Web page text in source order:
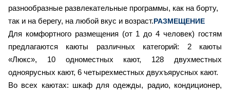
разнообразные развлекательные программы, как на борту,
так и на берегу, на любой вкус и возраст.РАЗМЕЩЕНИЕ
Для комфортного размещения (от 1 до 4 человек) гостям
предлагаются каюты различных категорий: 2
каюты
«Люкс», 10 одноместных кают, 128
двухместных
одноярусных кают, 6 четырехместных двухъярусных кают.
Во всех каютах: шкаф для одежды, радио, кондиционер,